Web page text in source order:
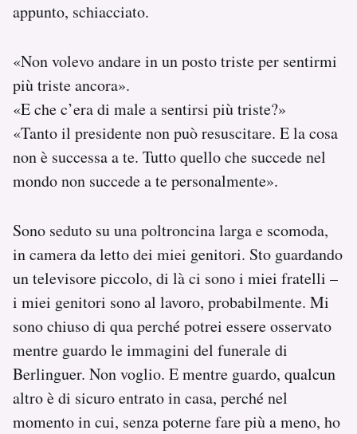
appunto, schiacciato.
«Non volevo andare in un posto triste per sentirmi
più triste ancora».
«E che c’era di male a sentirsi più triste?»
«Tanto il presidente non può resuscitare. E la cosa
non è successa a te. Tutto quello che succede nel
mondo non succede a te personalmente».
Sono seduto su una poltroncina larga e scomoda,
in camera da letto dei miei genitori. Sto guardando
un televisore piccolo, di là ci sono i miei fratelli –
i miei genitori sono al lavoro, probabilmente. Mi
sono chiuso di qua perché potrei essere osservato
mentre guardo le immagini del funerale di
Berlinguer. Non voglio. E mentre guardo, qualcun
altro è di sicuro entrato in casa, perché nel
momento in cui, senza poterne fare più a meno, ho